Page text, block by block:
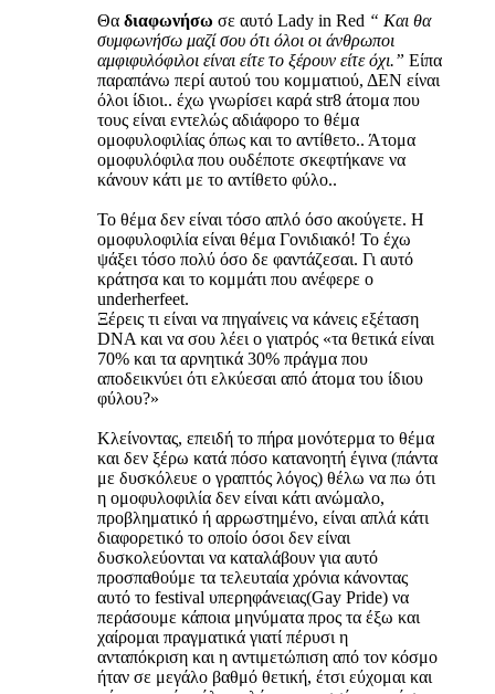
Θα διαφωνήσω σε αυτό Lady in Red “ Και θα
συμφωνήσω μαζί σου ότι όλοι οι άνθρωποι
αμφιφυλόφιλοι είναι είτε το ξέρουν είτε όχι.” Είπα
παραπάνω περί αυτού του κομματιού, ΔΕΝ είναι
όλοι ίδιοι.. έχω γνωρίσει καρά str8 άτομα που
τους είναι εντελώς αδιάφορο το θέμα
ομοφυλοφιλίας όπως και το αντίθετο.. Άτομα
ομοφυλόφιλα που ουδέποτε σκεφτήκανε να
κάνουν κάτι με το αντίθετο φύλο..
Το θέμα δεν είναι τόσο απλό όσο ακούγετε. Η
ομοφυλοφιλία είναι θέμα Γονιδιακό! Το έχω
ψάξει τόσο πολύ όσο δε φαντάζεσαι. Γι αυτό
κράτησα και το κομμάτι που ανέφερε ο
underherfeet.
Ξέρεις τι είναι να πηγαίνεις να κάνεις εξέταση
DNA και να σου λέει ο γιατρός «τα θετικά είναι
70% και τα αρνητικά 30% πράγμα που
αποδεικνύει ότι ελκύεσαι από άτομα του ίδιου
φύλου?»
Κλείνοντας, επειδή το πήρα μονότερμα το θέμα
και δεν ξέρω κατά πόσο κατανοητή έγινα (πάντα
με δυσκόλευε ο γραπτός λόγος) θέλω να πω ότι
η ομοφυλοφιλία δεν είναι κάτι ανώμαλο,
προβληματικό ή αρρωστημένο, είναι απλά κάτι
διαφορετικό το οποίο όσοι δεν είναι
δυσκολεύονται να καταλάβουν για αυτό
προσπαθούμε τα τελευταία χρόνια κάνοντας
αυτό το festival υπερηφάνειας(Gay Pride) να
περάσουμε κάποια μηνύματα προς τα έξω και
χαίρομαι πραγματικά γιατί πέρυσι η
ανταπόκριση και η αντιμετώπιση από τον κόσμο
ήταν σε μεγάλο βαθμό θετική, έτσι εύχομαι και